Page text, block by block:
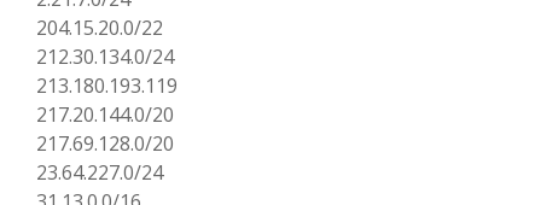
204.15.20.0/22
212.30.134.0/24
213.180.193.119
217.20.144.0/20
217.69.128.0/20
23.64.227.0/24